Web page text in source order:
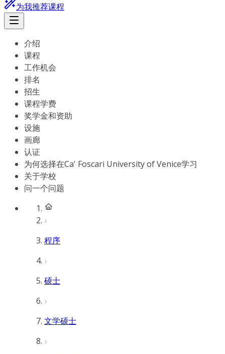
为我推荐课程
介绍
课程
工作机会
排名
招生
课程学费
奖学金和资助
设施
画廊
认证
为何选择在Ca' Foscari University of Venice学习
关于学校
问一个问题
程序
硕士
文学硕士